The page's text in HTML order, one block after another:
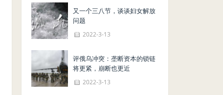
又一个三八节，谈谈妇女解放
问题
2022-3-13
评俄乌冲突：垄断资本的锁链
将更紧，崩断也更近
2022-3-13